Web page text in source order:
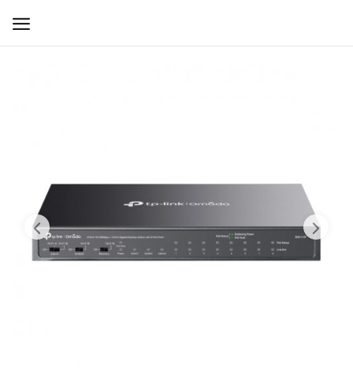
ДЛЯ ОПЕРАТОРОВ СВЯЗИ
Прочее
Избранное